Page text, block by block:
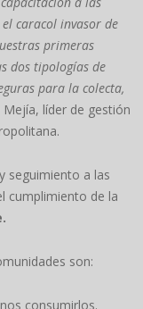
caracol invasor de
primeras
dos tipologías de
para la colecta,
líder de gestión
seguimiento a las
cumplimiento de la
son:
consumirlos.